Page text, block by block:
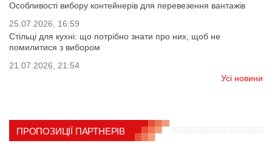
Особливості вибору контейнерів для перевезення вантажів
25.07.2026, 16:59
Стільці для кухні: що потрібно знати про них, щоб не
помилитися з вибором
21.07.2026, 21:54
Усі новини
ПРОПОЗИЦІЇ ПАРТНЕРІВ